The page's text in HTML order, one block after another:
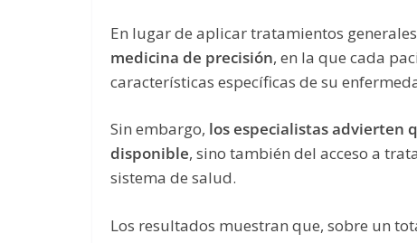
En lugar de aplicar tratamientos
medicina de precisión, en la que cada
características específicas de su
Sin embargo, los especialistas advierten
disponible, sino también del acceso a
sistema de salud.
Los resultados muestran que, sobre un